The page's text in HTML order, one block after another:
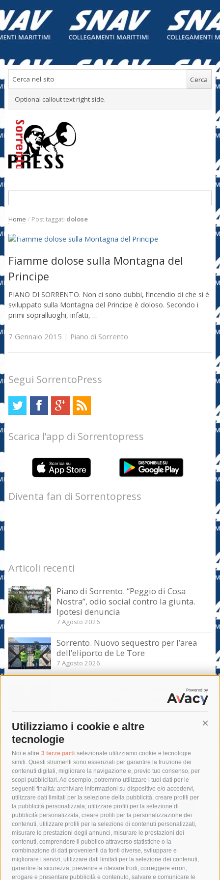
Utilizziamo i cookie e altre
tecnologie
Noi e altre 3 terze parti selezionate utilizziamo cookie e tecnologie
simili. Questi strumenti sono essenziali per garantire la fruizione dei
contenuti digitali, migliorare la navigazione e, previo tuo consenso, per
scopi pubblicitari. Ad esempio, potremmo utilizzare i tuoi dati per le
seguenti finalità: archiviare informazioni su dispositivo e/o accedervi,
utilizzare dati limitati per la selezione della pubblicità, creare profili per
la pubblicità personalizzata, utilizzare profili per la selezione di
pubblicità personalizzata, creare profili per la personalizzazione dei
contenuti, utilizzare profili per la selezione di contenuti personalizzati,
misurare le prestazioni degli annunci, misurare le prestazioni dei
contenuti, comprendere il pubblico attraverso statistiche o la
combinazione di dati provenienti da fonti diverse, sviluppare e
migliorare i servizi, utilizzare dati limitati per la selezione dei contenuti,
garantire la sicurezza, prevenire e rilevare frodi, correggere errori,
erogare e presentare pubblicità e contenuto, salvare e comunicare le
Optional callout text right side.
Home / Post taggati dolose
Fiamme dolose sulla Montagna del
Principe
PIANO DI SORRENTO. Non ci sono dubbi, l’incendio di che si è
sviluppato sulla Montagna del Principe è doloso. Secondo i
primi sopralluoghi, infatti, …
7 Gennaio 2015 | Piano di Sorrento
Segui SorrentoPress
Scarica l’app di Sorrentopress
Diventa fan di Sorrentopress
Articoli recenti
Piano di Sorrento. “Peggio di Cosa
Nostra”, odio social contro la giunta.
Ipotesi denuncia
7 Agosto 2026
Sorrento. Nuovo sequestro per l’area
dell’eliporto de Le Tore
7 Agosto 2026
Sorrento. Aggredisce sessualmente una
turista e le strappa il portafogli, fermato
dai carabinieri
Tag
acqua allerta meteo
anas
area marina protetta di punta campanella
arresto
Asl Napoli 3 sud
capitaneria di porto capri
carabinieri
castellammare di stabia
circumvesuviana
comune di sorrento
concerto
contagi
costiera amalfitana
covid-19 eav
elezioni
fondazione sorrento
gori guardia costiera
incidente